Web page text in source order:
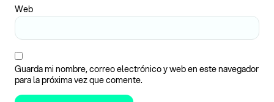
Web
Guarda mi nombre, correo electrónico y web en este navegador
para la próxima vez que comente.